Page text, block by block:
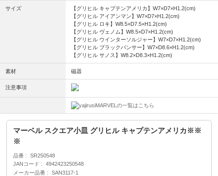
サイズ
【グリヒル キャプテンアメリカ】W7×D7×H1.2(cm)
【グリヒル アイアンマン】W7×D7×H1.2(cm)
【グリヒル ロキ】W8.5×D7.5×H1.2(cm)
【グリヒル ヴェノム】W8.5×D7×H1.2(cm)
【グリヒル ウインターソルジャー】W7×D7×H1.2(cm)
【グリヒル ブラックパンサー】W7×D8.6×H1.2(cm)
【グリヒル サノス】W8.2×D8.3×H1.2(cm)
素材 磁器
注意事項
MARVELの一覧はこちら
マーベル スクエア小皿 グリヒル キャプテンアメリカ※※
※
品番
SR250548
JANコード
4942423250548
メーカー品番
SAN3117-1